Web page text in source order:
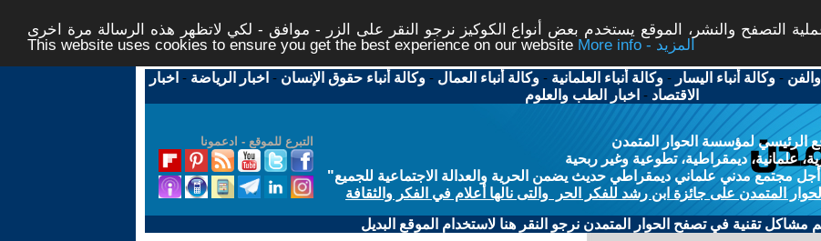
التصفح والنشر، الموقع يستخدم بعض أنواع الكوكيز نرجو النقر على الزر - موافق - لكي لاتظهر هذه الرسالة مرة اخرى -
This website uses cookies to ensure you get the best experience on our website
More info - المزيد
-وكالة أنباء اليسار -وكالة أنباء العلمانية -وكالة أنباء العمال -وكالة أنباء حقوق الإنسان - اخبار الرياضة - اخبار
الاقتصاد - اخبار الطب والعلوم
التبرع للموقع - ادعمونا
الرئيسي لمؤسسة الحوار المتمدن
علمانية، ديمقراطية، تطوعية وغير ربحية
مجتمع مدني علماني ديمقراطي حديث يضمن الحرية والعدالة الاجتماعية للجميع"
المتمدن على جائزة ابن رشد للفكر الحر والتى نالها أعلام في الفكر والثقافة
مشاكل تقنية في تصفح الحوار المتمدن نرجو النقر هنا لاستخدام الموقع البديل